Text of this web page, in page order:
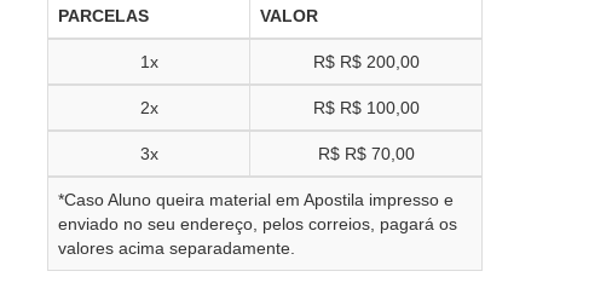
PARCELAS VALOR
1x R$ R$ 200,00
2x R$ R$ 100,00
3x R$ R$ 70,00
*Caso Aluno queira material em Apostila impresso e
enviado no seu endereço, pelos correios, pagará os
valores acima separadamente.